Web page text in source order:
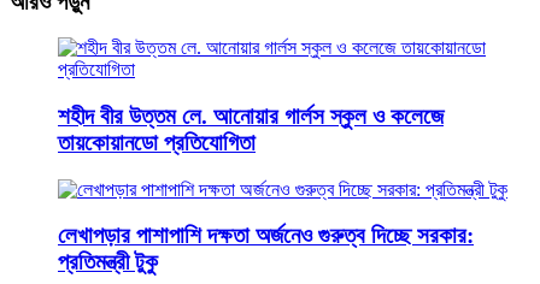
শহীদ বীর উত্তম লে. আনোয়ার গার্লস স্কুল ও কলেজে
তায়কোয়ানডো প্রতিযোগিতা
লেখাপড়ার পাশাপাশি দক্ষতা অর্জনেও গুরুত্ব দিচ্ছে সরকার:
প্রতিমন্ত্রী টুকু